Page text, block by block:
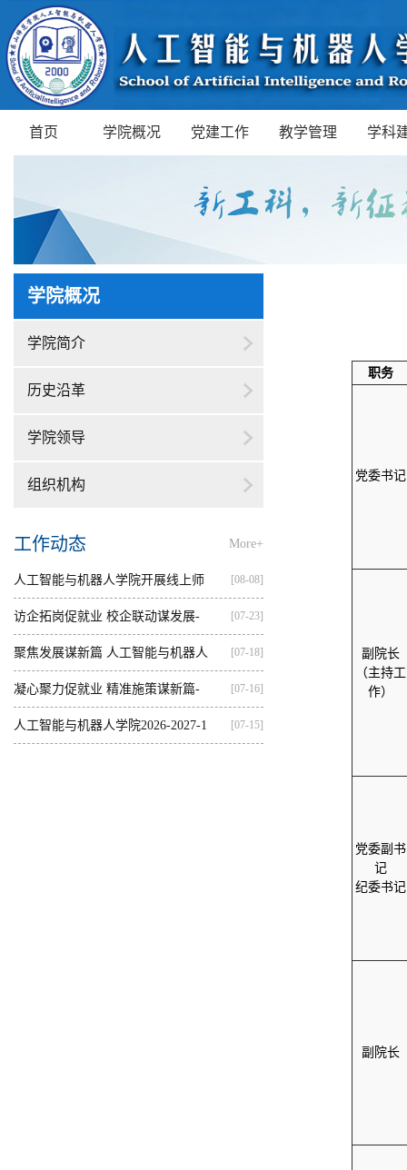
首页 学院概况 党建工作 教学管理 学科
学院概况
学院简介
历史沿革
学院领导
组织机构
工作动态 More+
人工智能与机器人学院开展线上师
资培训
[08-08]
访企拓岗促就业 校企联动谋发展-
—...
[07-23]
聚焦发展谋新篇 人工智能与机器人
学...
[07-18]
凝心聚力促就业 精准施策谋新篇-
人...
[07-16]
人工智能与机器人学院2026-2027-1 [07-15]
职务
党委书记
副 院长
（主持工
作）
党委副书
记
纪委书记
副院长